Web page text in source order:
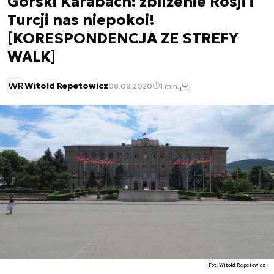
Turcji nas niepokoi!
[KORESPONDENCJA ZE STREFY
WALK]
WRWitold Repetowicz08.08.2020 1 min.
Fot. Witold Repetowicz